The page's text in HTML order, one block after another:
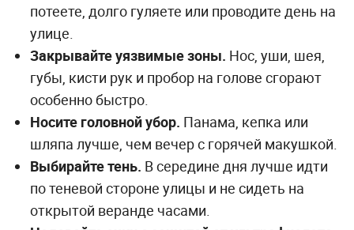
потеете, долго гуляете или проводите день на
улице.
Закрывайте уязвимые зоны. Нос, уши, шея,
губы, кисти рук и пробор на голове сгорают
особенно быстро.
Носите головной убор. Панама, кепка или
шляпа лучше, чем вечер с горячей макушкой.
Выбирайте тень. В середине дня лучше идти
по теневой стороне улицы и не сидеть на
открытой веранде часами.